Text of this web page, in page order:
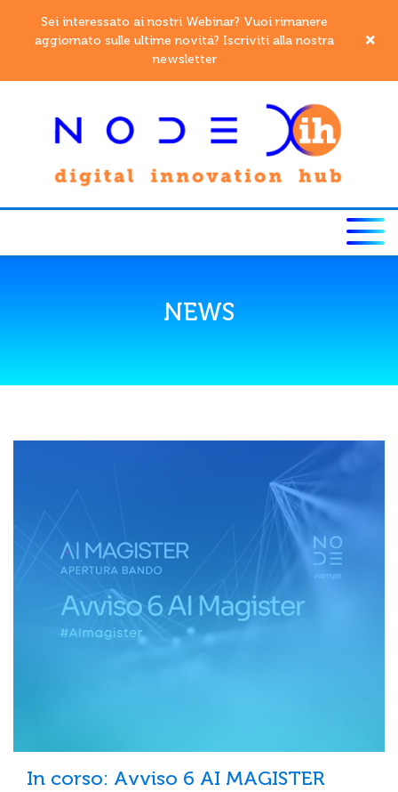
Sei interessato ai nostri Webinar? Vuoi rimanere
aggiornato sulle ultime novitá? Iscriviti alla nostra
newsletter
NEWS
In corso: Avviso 6 AI MAGISTER